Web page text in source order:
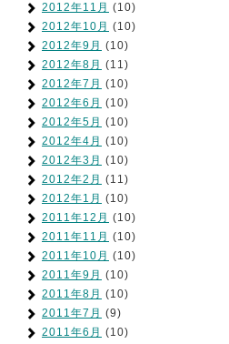
2012年11月 (10)
2012年10月 (10)
2012年9月 (10)
2012年8月 (11)
2012年7月 (10)
2012年6月 (10)
2012年5月 (10)
2012年4月 (10)
2012年3月 (10)
2012年2月 (11)
2012年1月 (10)
2011年12月 (10)
2011年11月 (10)
2011年10月 (10)
2011年9月 (10)
2011年8月 (10)
2011年7月 (9)
2011年6月 (10)